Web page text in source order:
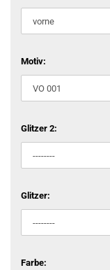
Motiv:
Glitzer 2:
Glitzer:
Farbe: